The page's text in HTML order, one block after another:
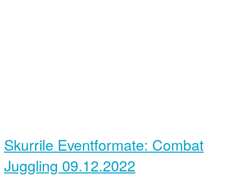
Skurrile Eventformate: Combat
Juggling 09.12.2022